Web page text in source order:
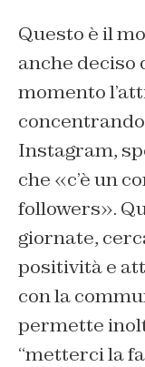
Questo è il
anche deciso
momento
Instagram,
che «c’è un
followers».
giornate,
positività e
con la
permette
“metterci la